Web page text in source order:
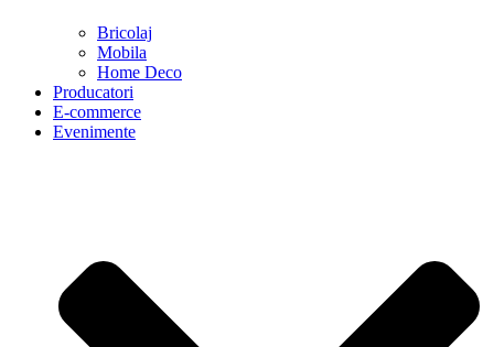
Bricolaj
Mobila
Home Deco
Producatori
E-commerce
Evenimente